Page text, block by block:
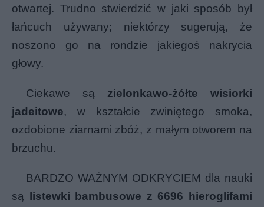
otwartej. Trudno stwierdzić w jaki sposób był
łańcuch używany; niektórzy sugerują, że
noszono go na rondzie jakiegoś nakrycia
głowy.
Ciekawe są zielonkawo-żółte wisiorki
jadeitowe, w kształcie zwiniętego smoka,
ozdobione ziarnami zbóż, z małym otworem na
brzuchu.
BARDZO WAŻNYM ODKRYCIEM dla nauki
są listewki bambusowe z 6696 hieroglifami